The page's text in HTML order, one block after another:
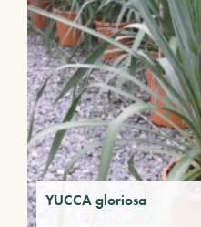
YUCCA gloriosa